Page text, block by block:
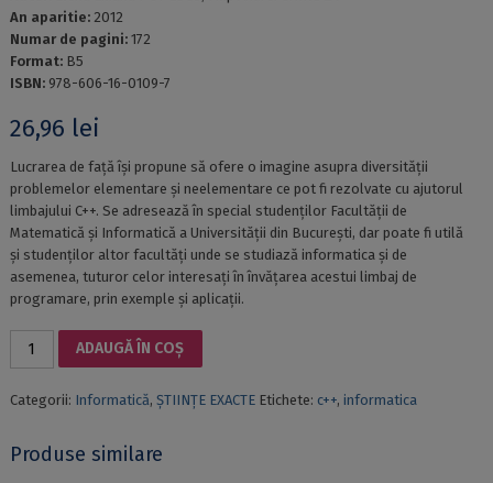
An aparitie: 2012
Numar de pagini: 172
Format: B5
ISBN: 978-606-16-0109-7
26,96 lei
Lucrarea de față își propune să ofere o imagine asupra diversității
problemelor elementare și neelementare ce pot fi rezolvate cu ajutorul
limbajului C++. Se adresează în special studenților Facultății de
Matematică și Informatică a Universității din București, dar poate fi utilă
și studenților altor facultăți unde se studiază informatica și de
asemenea, tuturor celor interesați în învățarea acestui limbaj de
programare, prin exemple și aplicații.
ȘI
Aplicații
ADAUGĂ ÎN COȘ
Categorii: Informatică, ȘTIINȚE EXACTE Etichete: c++, informatica
Produse similare